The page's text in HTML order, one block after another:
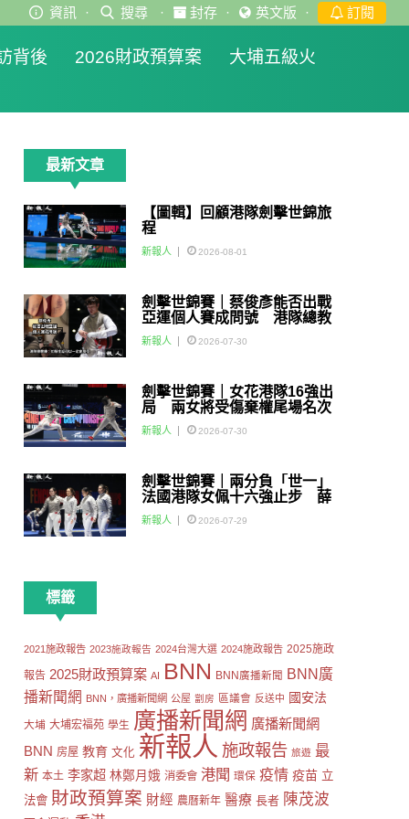
資訊 · 搜尋 · 封存 · 英文版 · 訂閱
背後 2026財政預算案
大埔五級火
最新文章
【圖輯】回顧港隊劍擊世錦旅
程
新報人 2026-08-01
劍擊世錦賽｜蔡俊彥能否出戰
亞運個人賽成問號 港隊總教
練：如醫生話可以一定會用佢
新報人 2026-07-30
劍擊世錦賽｜女花港隊16強出
局 兩女將受傷棄權尾場名次
賽
新報人 2026-07-30
劍擊世錦賽｜兩分負「世一」
法國港隊女佩十六強止步 薛
雅齊：我好有信心我哋可以做
到世界級嘅Team
新報人 2026-07-29
標籤
2021施政報告 2023施政報告 2024台灣大選 2024施政報告 2025施政
報告 2025財政預算案 AI BNN BNN廣播新聞
BNN廣
播新聞網 BNN，廣播新聞網 公屋 劏房 區議會 反送中 國安法
大埔 大埔宏福苑 學生 廣播新聞網 廣播新聞網
BNN 房屋 教育 文化 新報人 施政報告 旅遊 最
新 本土 李家超 林鄭月娥 消委會 港聞 環保 疫情 疫苗 立
法會 財政預算案 財經 農曆新年 醫療 長者 陳茂波